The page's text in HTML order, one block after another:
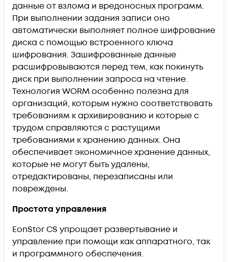
данные от взлома и вредоносных программ.
При выполнении задания записи оно
автоматически выполняет полное шифрование
диска с помощью встроенного ключа
шифрования. Зашифрованные данные
расшифровываются перед тем, как покинуть
диск при выполнении запроса на чтение.
Технология WORM особенно полезна для
организаций, которым нужно соответствовать
требованиям к архивированию и которые с
трудом справляются с растущими
требованиями к хранению данных. Она
обеспечивает экономичное хранение данных,
которые не могут быть удалены,
отредактированы, перезаписаны или
повреждены.
Простота управления
EonStor CS упрощает развертывание и
управление при помощи как аппаратного, так
и программного обеспечения.